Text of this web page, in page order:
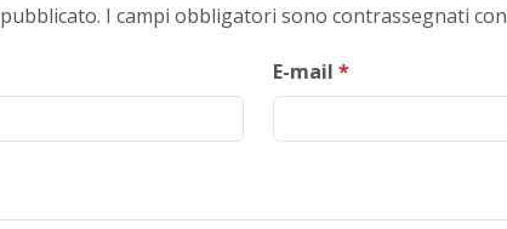
I campi obbligatori sono contrassegnati con
E-mail *